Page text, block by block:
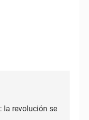
la revolución se